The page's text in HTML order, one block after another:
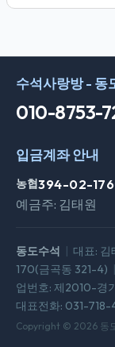
수석사랑방 - 동
010-8753-
입금계좌 안내
농협394-02-
예금주: 김태원
동도수석 | 대표: 김
170(금곡동 321-4) |
업번호: 제2010-경
대표전화: 031-
Copyright © 2026 동